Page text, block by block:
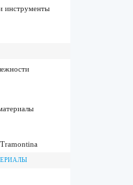
инструменты